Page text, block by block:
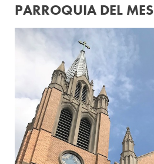
PARROQUIA DEL MES